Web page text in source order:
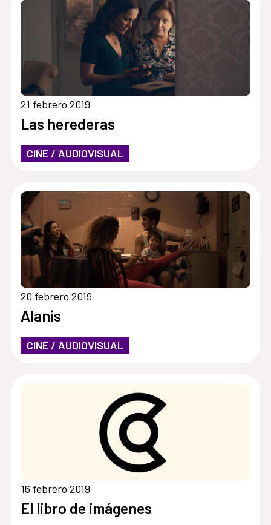
21 febrero 2019
Las herederas
CINE / AUDIOVISUAL
20 febrero 2019
Alanis
CINE / AUDIOVISUAL
16 febrero 2019
El libro de imágenes